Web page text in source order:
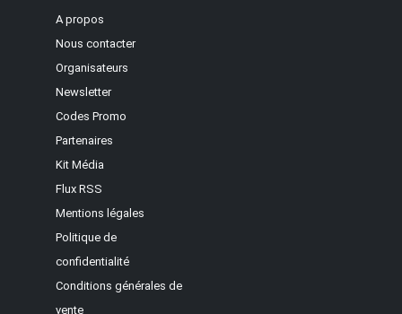
A propos
Nous contacter
Organisateurs
Newsletter
Codes Promo
Partenaires
Kit Média
Flux RSS
Mentions légales
Politique de
confidentialité
Conditions générales de
vente